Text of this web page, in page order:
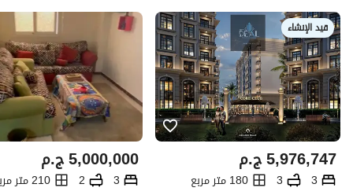
قيد الإنشاء
ج.م5,976,747
3
3
180 متر مربع
ج.م5,000,000
3
2 210 متر مربع